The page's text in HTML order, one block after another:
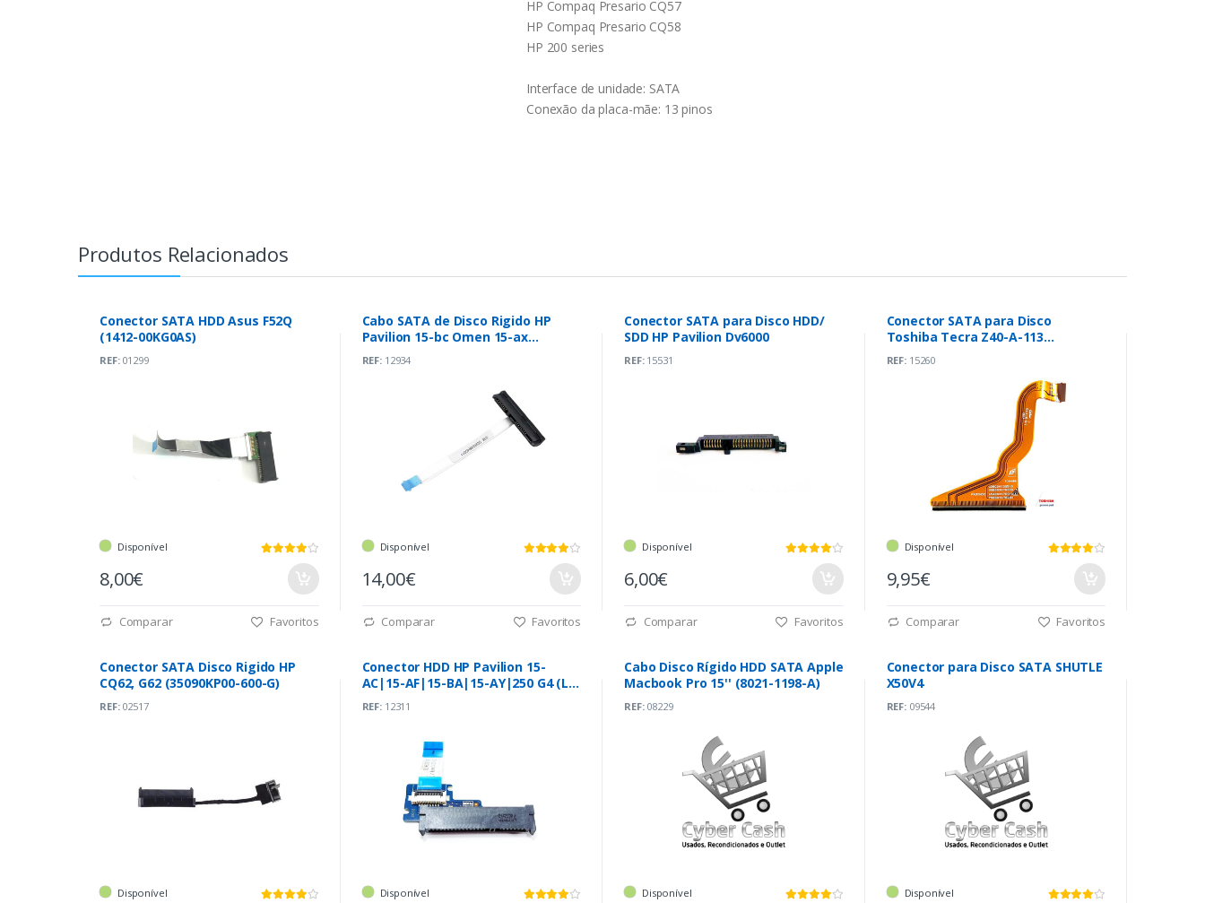
HP Compaq Presario CQ57
HP Compaq Presario CQ58
HP 200 series
Interface de unidade: SATA
Conexão da placa-mãe: 13 pinos
Produtos Relacionados
Conector SATA HDD Asus F52Q
(1412-00KG0AS)
REF:01299
Disponível
8,00€
Comparar Favoritos
Cabo SATA de Disco Rigido HP
Pavilion 15-bc Omen 15-ax
(DD0G35HD011)
REF:12934
Disponível
14,00€
Comparar Favoritos
Conector SATA para Disco HDD/
SDD HP Pavilion Dv6000
REF:15531
Disponível
6,00€
Comparar Favoritos
Conector SATA para Disco
Toshiba Tecra Z40-A-113
(P5B003676480)
REF:15260
Disponível
9,95€
Comparar Favoritos
Conector SATA Disco Rigido HP
CQ62, G62 (35090KP00-600-G)
REF:02517
Disponível
Conector HDD HP Pavilion 15-
AC|15-AF|15-BA|15-AY|250 G4 (LS-
C703P)
REF:12311
Disponível
Cabo Disco Rígido HDD SATA Apple
Macbook Pro 15'' (8021-1198-A)
REF:08229
Disponível
Conector para Disco SATA SHUTLE
X50V4
REF:09544
Disponível